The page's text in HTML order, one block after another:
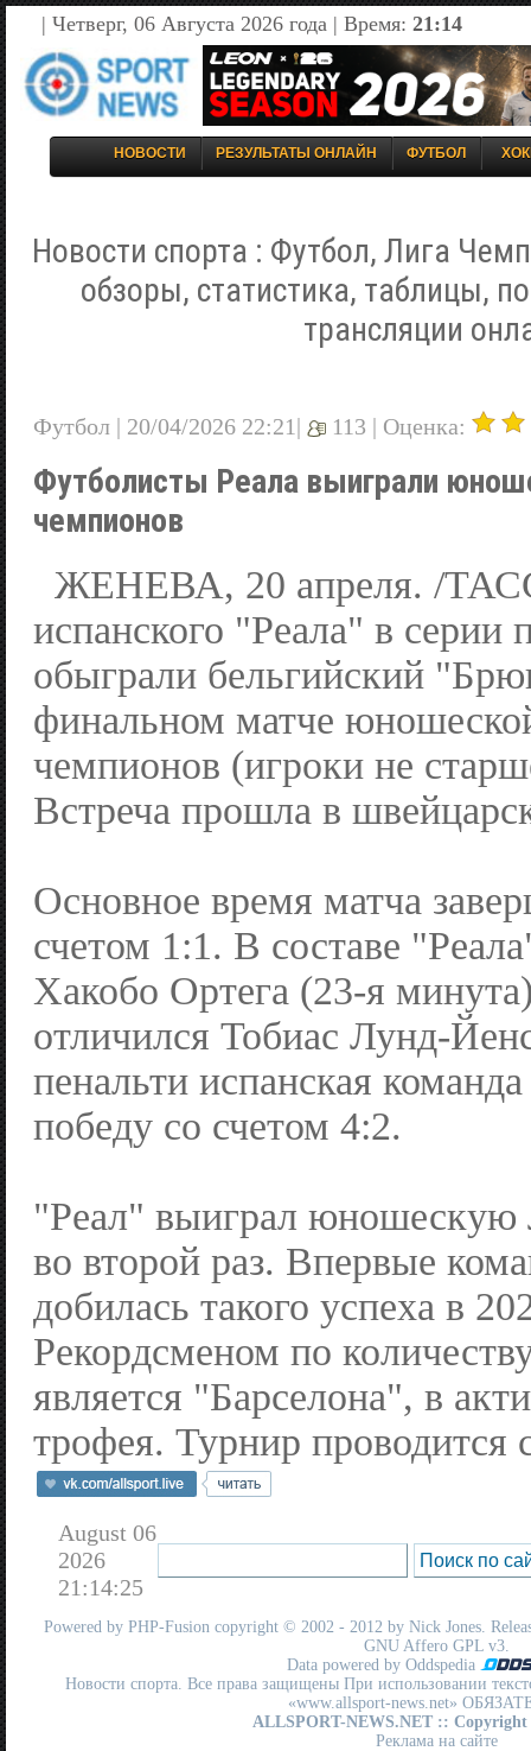
| Четверг, 06 Августа 2026 года | Время: 21:14
НОВОСТИ РЕЗУЛЬТАТЫ ОНЛАЙН ФУТБОЛ
Новости спорта : Футбол, Лига
обзоры, статистика, таблицы,
трансляции
Футбол | 20/04/2026 22:21| 113 | Оценка:
Футболисты Реала выиграли
чемпионов
ЖЕНЕВА, 20 апреля. /
испанского "Реала" в серии
обыграли бельгийский
финальном матче
чемпионов (игроки не
Встреча прошла в
Основное время матча
счетом 1:1. В составе
Хакобо Ортега (23-я
отличился Тобиас Лунд-
пенальти испанская
победу со счетом 4:2.
"Реал" выиграл юношескую
во второй раз. Впервые
добилась такого успеха в
Рекордсменом по
является "Барселона", в
трофея. Турнир проводится
August 06
2026
21:14:25
Powered by PHP-Fusion copyright © 2002 - 2012 by Nick Jones.
GNU Affero GPL v3.
Data powered by Oddspedia
Новости спорта. Все права защищены При использовании
«www.allsport-news.net»
ALLSPORT-NEWS.NET :: Copyright
Реклама на сайте